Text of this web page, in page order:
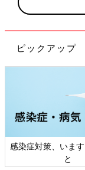
ピックアップ
感染症対策、いま
と